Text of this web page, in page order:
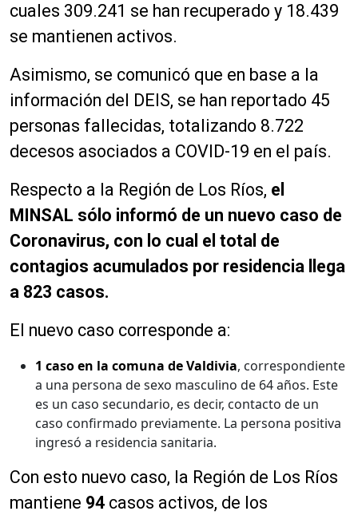
cuales 309.241 se han recuperado y 18.439
se mantienen activos.
Asimismo, se comunicó que en base a la
información del DEIS, se han reportado 45
personas fallecidas, totalizando 8.722
decesos asociados a COVID-19 en el país.
Respecto a la Región de Los Ríos, el
MINSAL sólo informó de un nuevo caso de
Coronavirus, con lo cual el total de
contagios acumulados por residencia llega
a 823 casos.
El nuevo caso corresponde a:
1 caso en la comuna de Valdivia, correspondiente
a una persona de sexo masculino de 64 años. Este
es un caso secundario, es decir, contacto de un
caso confirmado previamente. La persona positiva
ingresó a residencia sanitaria.
Con esto nuevo caso, la Región de Los Ríos
mantiene 94 casos activos, de los